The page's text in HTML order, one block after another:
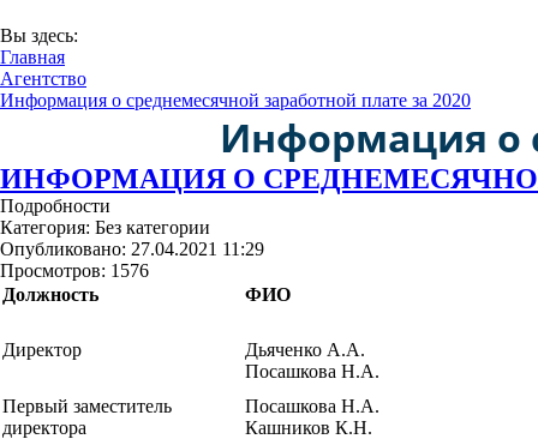
Вы здесь:
Главная
Агентство
Информация о среднемесячной заработной плате за 2020
Информация о
ИНФОРМАЦИЯ О
Подробности
Категория: Без категории
Опубликовано: 27.04.2021 11:29
Просмотров: 1576
Должность
ФИО
Директор
Дьяченко А.А.
Посашкова Н.А.
Первый заместитель
директора
Посашкова Н.А.
Кашников К.Н.